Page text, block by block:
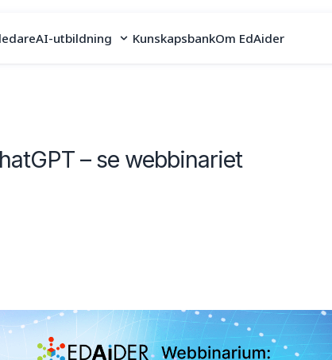
AI-utbildning KunskapsbankOm EdAider
– se webbinariet